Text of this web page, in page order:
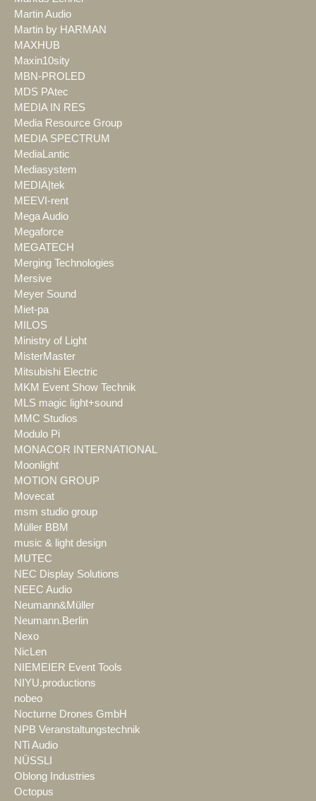
Martin Audio
Martin by HARMAN
MAXHUB
Maxin10sity
MBN-PROLED
MDS PAtec
MEDIA IN RES
Media Resource Group
MEDIA SPECTRUM
MediaLantic
Mediasystem
MEDIA|tek
MEEVI-rent
Mega Audio
Megaforce
MEGATECH
Merging Technologies
Mersive
Meyer Sound
Miet-pa
MILOS
Ministry of Light
MisterMaster
Mitsubishi Electric
MKM Event Show Technik
MLS magic light+sound
MMC Studios
Modulo Pi
MONACOR INTERNATIONAL
Moonlight
MOTION GROUP
Movecat
msm studio group
Müller BBM
music & light design
MUTEC
NEC Display Solutions
NEEC Audio
Neumann&Müller
Neumann.Berlin
Nexo
NicLen
NIEMEIER Event Tools
NIYU.productions
nobeo
Nocturne Drones GmbH
NPB Veranstaltungstechnik
NTi Audio
NÜSSLI
Oblong Industries
Octopus